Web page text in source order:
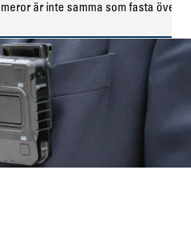
är inte samma som fasta